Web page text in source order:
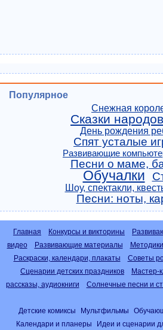
Популярное
Снежная
Сказки
День рождения
Спят усталые
Развивающие
Песни о маме,
Обучалки
Шоу, спектакли,
Песни: ноты,
Главная Конкурсы и викторины
видео
Развивающие материалы
Раскраски, календари, плакаты
Советы
Сценарии детских праздников
Мастер-
рассказы, аудиокниги
Солнечные песни и
Детские комиксы Мультфильмы
Календари и планеры
Идеи и сценарии